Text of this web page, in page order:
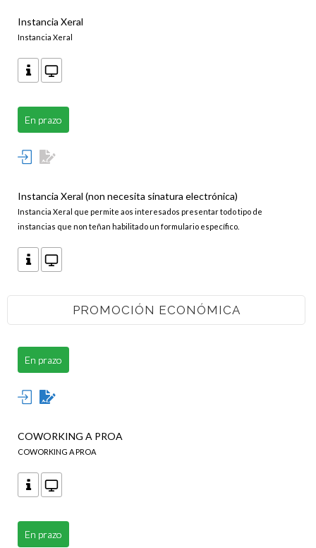
Instancia Xeral
Instancia Xeral
En prazo
Instancia Xeral (non necesita sinatura electrónica)
Instancia Xeral que permite aos interesados presentar todo tipo de
instancias que non teñan habilitado un formulario específico.
PROMOCIÓN ECONÓMICA
En prazo
COWORKING A PROA
COWORKING A PROA
En prazo